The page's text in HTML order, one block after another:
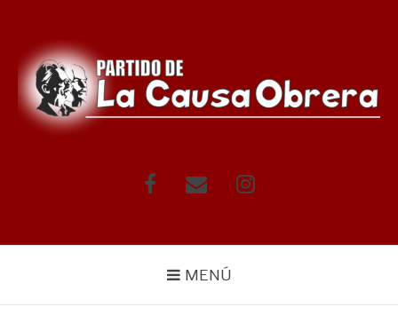
contenido
FacebookCorreo Instagram
MENÚ